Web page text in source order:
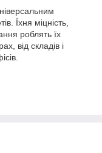
Їхня міцність,
роблять їх
від складів і